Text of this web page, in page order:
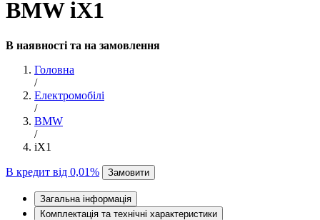
BMW iX1
В наявності та на замовлення
Головна
/
Електромобілі
/
BMW
/
iX1
В кредит від 0,01% Замовити
Загальна інформація
Комплектація та технічні характеристики